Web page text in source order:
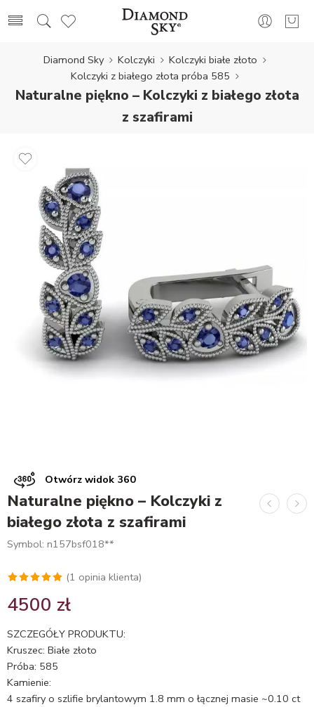
Diamond Sky Kolczyki
Kolczyki białe złoto
Kolczyki z białego złota próba 585
Naturalne piękno – Kolczyki z białego złota
z szafirami
Otwórz widok 360
Naturalne piękno – Kolczyki z
białego złota z szafirami
Symbol: n157bsf018**
5.00na 5
oceny
(1 opinia klienta)
4500 zł
SZCZEGÓŁY PRODUKTU:
Kruszec: Białe złoto
Próba: 585
Kamienie:
4 szafiry o szlifie brylantowym 1.8 mm o łącznej masie ~0.10 ct